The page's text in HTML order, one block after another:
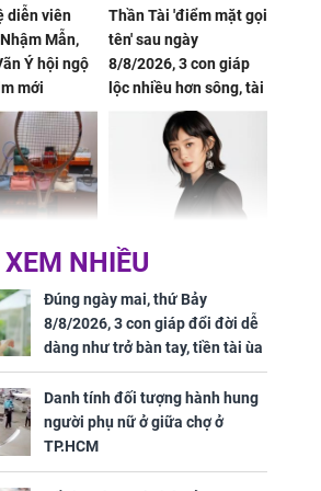
diễn viên
Mẫn,
Ý hội ngộ
mới
Thần Tài 'điểm mặt gọi
tên' sau ngày
8/8/2026, 3 con giáp
lộc nhiều hơn sông, tài
vận sáng như trăng
Rằm, chính thức hết
Thúy:
theo "lô",
gái biệt thự
"nốt nhạc"
Triệu Lệ Dĩnh liên tiếp
được Kim Ưng ưu ái,
đãi ngộ đặc biệt gây
chú ý
đối tượng
NHIỀU
Đúng ngày mai, thứ Bảy
8/8/2026, 3 con giáp đổi đời dễ
dàng như trở bàn tay, tiền tài ùa
tới, ngồi không lộc cũng đến,
phú quý theo tới già
Danh tính đối tượng hành hung
người phụ nữ ở giữa chợ ở
TP.HCM